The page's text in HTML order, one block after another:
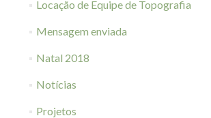
Locação de Equipe de Topografia
Mensagem enviada
Natal 2018
Notícias
Projetos